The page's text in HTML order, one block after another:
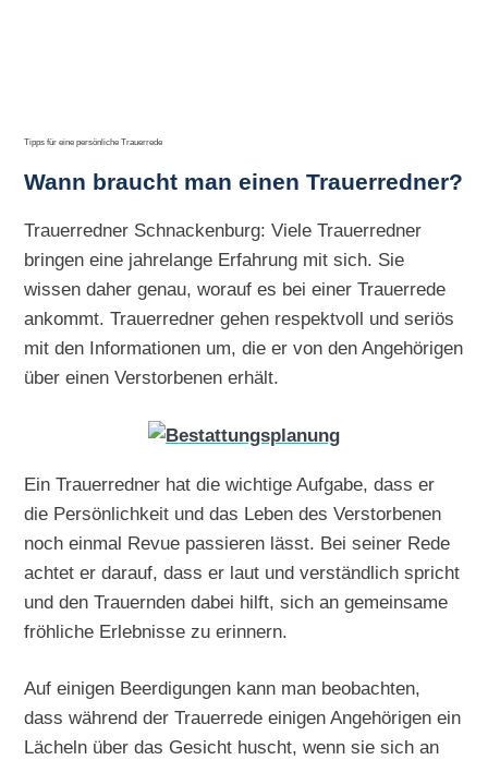
Tipps für eine persönliche Trauerrede
Wann braucht man einen Trauerredner?
Trauerredner Schnackenburg: Viele Trauerredner
bringen eine jahrelange Erfahrung mit sich. Sie
wissen daher genau, worauf es bei einer Trauerrede
ankommt. Trauerredner gehen respektvoll und seriös
mit den Informationen um, die er von den Angehörigen
über einen Verstorbenen erhält.
Ein Trauerredner hat die wichtige Aufgabe, dass er
die Persönlichkeit und das Leben des Verstorbenen
noch einmal Revue passieren lässt. Bei seiner Rede
achtet er darauf, dass er laut und verständlich spricht
und den Trauernden dabei hilft, sich an gemeinsame
fröhliche Erlebnisse zu erinnern.
Auf einigen Beerdigungen kann man beobachten,
dass während der Trauerrede einigen Angehörigen ein
Lächeln über das Gesicht huscht, wenn sie sich an